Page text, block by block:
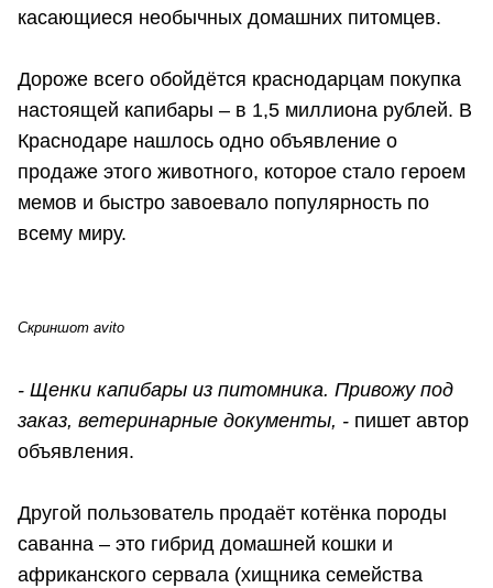
касающиеся необычных домашних питомцев.
Дороже всего обойдётся краснодарцам покупка
настоящей капибары – в 1,5 миллиона рублей. В
Краснодаре нашлось одно объявление о
продаже этого животного, которое стало героем
мемов и быстро завоевало популярность по
всему миру.
Скриншот avito
- Щенки капибары из питомника. Привожу под
заказ, ветеринарные документы, - пишет автор
объявления.
Другой пользователь продаёт котёнка породы
саванна – это гибрид домашней кошки и
африканского сервала (хищника семейства